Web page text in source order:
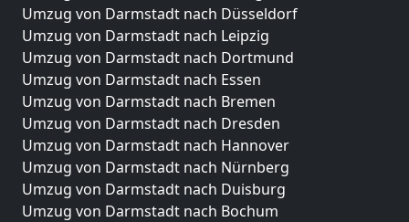
Umzug von Darmstadt nach Düsseldorf
Umzug von Darmstadt nach Leipzig
Umzug von Darmstadt nach Dortmund
Umzug von Darmstadt nach Essen
Umzug von Darmstadt nach Bremen
Umzug von Darmstadt nach Dresden
Umzug von Darmstadt nach Hannover
Umzug von Darmstadt nach Nürnberg
Umzug von Darmstadt nach Duisburg
Umzug von Darmstadt nach Bochum